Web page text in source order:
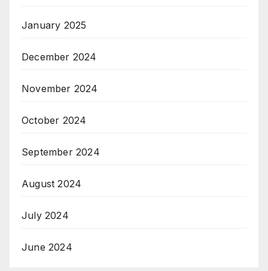
January 2025
December 2024
November 2024
October 2024
September 2024
August 2024
July 2024
June 2024